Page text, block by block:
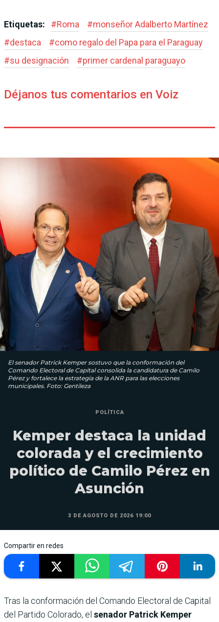
Etiquetas: #Roma #monseñor Adalberto Martínez
#destaca #como regalo del Papa para el Paraguay
#su designación #primer cardenal paraguayo
Déjanos tus comentarios en Voiz
El senador Patrick Kemper sostuvo que la conformación del
Comando Electoral de Capital consolida la candidatura de Camilo
Pérez y fortalece la estrategia de la ANR para las elecciones
municipales. Foto: Gentileza
POLÍTICA
Kemper destaca la unidad
colorada y el crecimiento
político de Camilo Pérez en
Asunción
3 DE AGOSTO DE 2026 19:00
Compartir en redes
Tras la conformación del Comando Electoral de Capital
del Partido Colorado, el senador Patrick Kemper